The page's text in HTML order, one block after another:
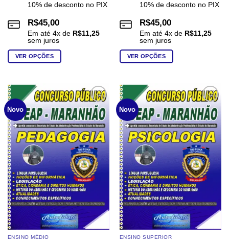
10% de desconto no PIX
R$45,00
Em até 4x de R$11,25
sem juros
VER OPÇÕES
tem
várias
variantes.
As
opções
podem
ser
escolhidas
na
página
do
produto
10% de desconto no PIX
R$45,00
Em até 4x de R$11,25
sem juros
VER OPÇÕES
tem
várias
variantes.
As
opções
podem
ser
escolhidas
na
página
do
produto
Novo
Add to
wishlist
ENSINO MÉDIO
Novo
Add to
wishlist
ENSINO SUPERIOR